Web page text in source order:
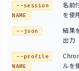
--session
NAME
名前
を使
--json
結果
出力
--profile
NAME
ルを